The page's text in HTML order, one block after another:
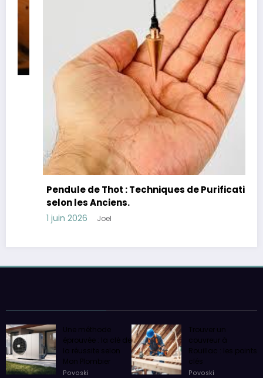
Pendule de Thot : Techniques de Purification
selon les Anciens.
1 juin 2026 Joel
Une méthode
éprouvée : la clé de
la réussite selon
Mon Plombier
Povoski
Trouver un
couvreur à
Rouillac : les points
clés
Povoski